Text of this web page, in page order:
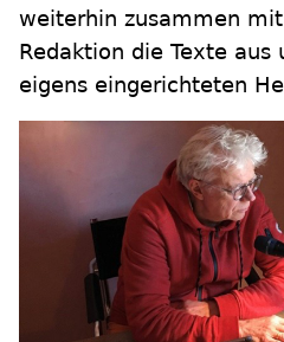
weiterhin zusammen
Redaktion die Texte aus
eigens eingerichteten